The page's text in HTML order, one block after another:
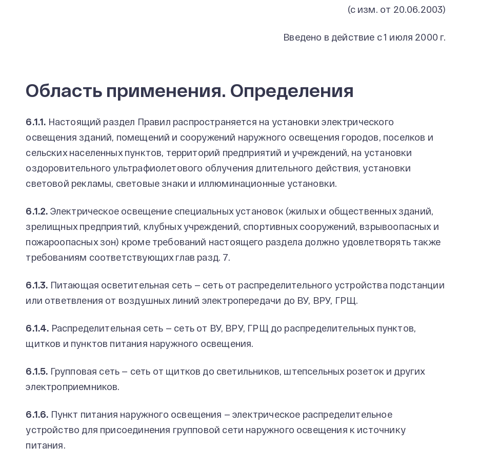
(с изм. от 20.06.2003)
Введено в действие с 1 июля 2000 г.
Область применения. Определения
6.1.1. Настоящий раздел Правил распространяется на установки электрического
освещения зданий, помещений и сооружений наружного освещения городов, поселков и
сельских населенных пунктов, территорий предприятий и учреждений, на установки
оздоровительного ультрафиолетового облучения длительного действия, установки
световой рекламы, световые знаки и иллюминационные установки.
6.1.2. Электрическое освещение специальных установок (жилых и общественных зданий,
зрелищных предприятий, клубных учреждений, спортивных сооружений, взрывоопасных и
пожароопасных зон) кроме требований настоящего раздела должно удовлетворять также
требованиям соответствующих глав разд. 7.
6.1.3. Питающая осветительная сеть — сеть от распределительного устройства подстанции
или ответвления от воздушных линий электропередачи до ВУ, ВРУ, ГРЩ.
6.1.4. Распределительная сеть — сеть от ВУ, ВРУ, ГРЩ до распределительных пунктов,
щитков и пунктов питания наружного освещения.
6.1.5. Групповая сеть — сеть от щитков до светильников, штепсельных розеток и других
электроприемников.
6.1.6. Пункт питания наружного освещения — электрическое распределительное
устройство для присоединения групповой сети наружного освещения к источнику
питания.